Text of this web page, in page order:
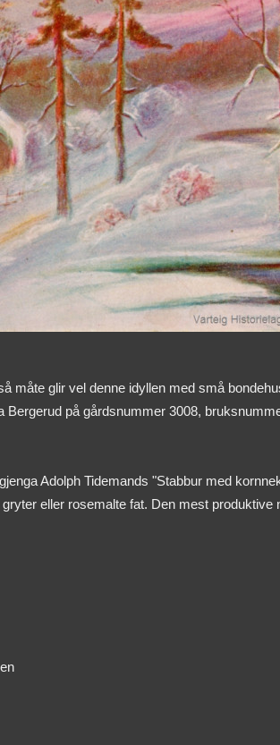
glir vel denne idyllen med små
på gårdsnummer 3008,
Adolph Tidemands "Stabbur med
eller rosemalte fat. Den mest produktive